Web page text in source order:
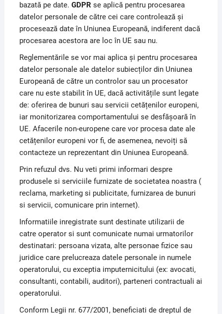
bazată pe date. GDPR se aplică pentru procesarea
datelor personale de către cei care controlează și
procesează date în Uniunea Europeană, indiferent dacă
procesarea acestora are loc în UE sau nu.
Reglementările se vor mai aplica și pentru procesarea
datelor personale ale datelor subiecților din Uniunea
Europeană de către un controlor sau un procesator
care nu este stabilit în UE, dacă activitățile sunt legate
de: oferirea de bunuri sau servicii cetățenilor europeni,
iar monitorizarea comportamentului se desfășoară în
UE. Afacerile non-europene care vor procesa date ale
cetățenilor europeni vor fi, de asemenea, nevoiți să
contacteze un reprezentant din Uniunea Europeană.
Prin refuzul dvs. Nu veti primi informari despre
produsele si serviciile furnizate de societatea noastra (
reclama, marketing si publicitate, furnizarea de bunuri
si servicii, comunicare prin internet).
Informatiile inregistrate sunt destinate utilizarii de
catre operator si sunt comunicate numai urmatorilor
destinatari: persoana vizata, alte personae fizice sau
juridice care prelucreaza datele personale in numele
operatorului, cu exceptia imputernicitului (ex: avocati,
consultanti, contabili, auditori), parteneri contractuali ai
operatorului.
Conform Legii nr. 677/2001, beneficiati de dreptul de